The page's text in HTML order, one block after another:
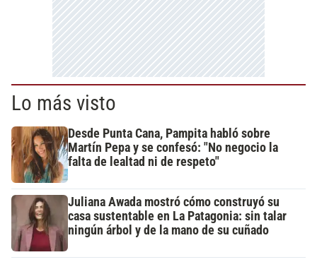
Lo más visto
Desde Punta Cana, Pampita habló sobre
Martín Pepa y se confesó: "No negocio la
falta de lealtad ni de respeto"
Juliana Awada mostró cómo construyó su
casa sustentable en La Patagonia: sin talar
ningún árbol y de la mano de su cuñado